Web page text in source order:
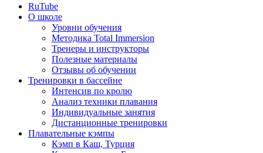
RuTube
О школе
Уровни обучения
Методика Total Immersion
Тренеры и инструкторы
Полезные материалы
Отзывы об обучении
Тренировки в бассейне
Интенсив по кролю
Анализ техники плавания
Индивидуальные занятия
Дистанционные тренировки
Плавательные кэмпы
Кэмп в Каш, Турция